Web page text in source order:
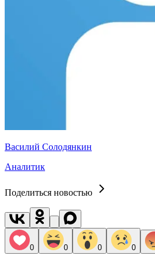
Василий Солодянкин
Аналитик
Поделиться новостью
0 0 0 0